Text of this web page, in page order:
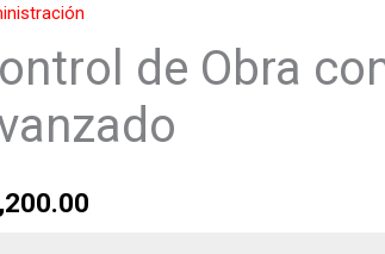
de Obra